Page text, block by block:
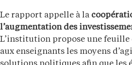
Le rapport appelle à la
l’augmentation des
L’institution propose une
aux enseignants les moyens